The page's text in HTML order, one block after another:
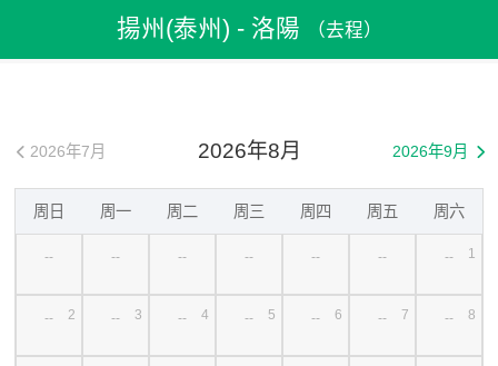
機票預訂 中國機票
揚州(泰州)機票
揚州(泰州)到洛陽機票揚州(泰州) - 洛陽 （去程）
2026年8月
 2026年7月 2026年9月 
周日 周一 周二 周三 周四 周五 周六
-- -- -- -- -- -- -- 1
-- 2 -- 3 -- 4 -- 5 -- 6 -- 7 -- 8